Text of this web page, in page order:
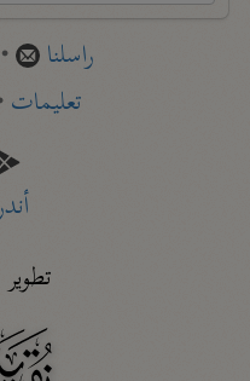
راسلنا •
تعليمات
تطوير